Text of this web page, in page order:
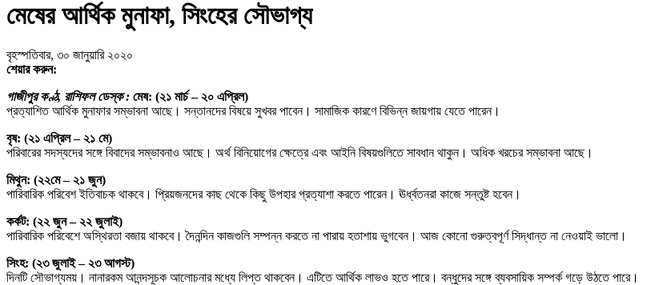
মেষের আর্থিক মুনাফা, সিংহের সৌভাগ্য
বৃহস্পতিবার, ৩০ জানুয়ারি ২০২০
শেয়ার করুন:
গাজীপুর কণ্ঠ, রাশিফল ডেস্ক : মেষ: (২১ মার্চ – ২০ এপ্রিল)
প্রত্যাশিত আর্থিক মুনাফার সম্ভাবনা আছে। সন্তানদের বিষয়ে সুখবর পাবেন। সামাজিক কারণে বিভিন্ন জায়গায় যেতে পারেন।
বৃষ: (২১ এপ্রিল – ২১ মে)
পরিবারের সদস্যদের সঙ্গে বিবাদের সম্ভাবনাও আছে। অর্থ বিনিয়োগের ক্ষেত্রে এবং আইনি বিষয়গুলিতে সাবধান থাকুন। অধিক খরচের সম্ভাবনা আছে।
মিথুন: (২২মে – ২১ জুন)
পারিবারিক পরিবেশ ইতিবাচক থাকবে। প্রিয়জনদের কাছ থেকে কিছু উপহার প্রত্যাশা করতে পারেন। ঊর্ধ্বতনরা কাজে সন্তুষ্ট হবেন।
কর্কট: (২২ জুন – ২২ জুলাই)
পারিবারিক পরিবেশে অস্থিরতা বজায় থাকবে। দৈনন্দিন কাজগুলি সম্পন্ন করতে না পারায় হতাশায় ভুগবেন। আজ কোনো গুরুত্বপূর্ণ সিদ্ধান্ত না নেওয়াই ভালো।
সিংহ: (২৩ জুলাই – ২৩ আগস্ট)
দিনটি সৌভাগ্যময়। নানারকম আনন্দসূচক আলোচনার মধ্যে লিপ্ত থাকবেন। এটিতে আর্থিক লাভও হতে পারে। বন্ধুদের সঙ্গে ব্যবসায়িক সম্পর্ক গড়ে উঠতে পারে।